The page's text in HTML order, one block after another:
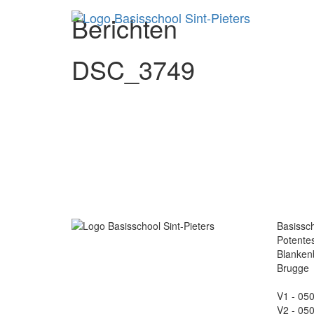
Berichten
DSC_3749
Brugge
V1 -
V2 -